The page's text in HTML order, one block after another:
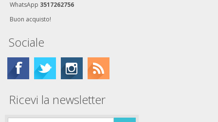
WhatsApp 3517262756
Buon acquisto!
Sociale
Ricevi la newsletter